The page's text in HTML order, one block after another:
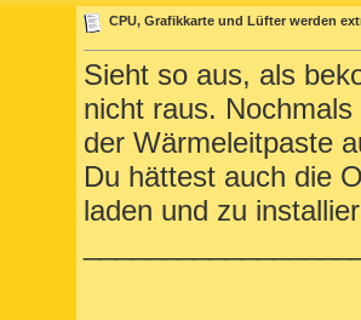
CPU, Grafikkarte und Lüfter werden
Sieht so aus, als
nicht raus.
der Wärmeleitpaste
Du hättest auch die
laden und zu